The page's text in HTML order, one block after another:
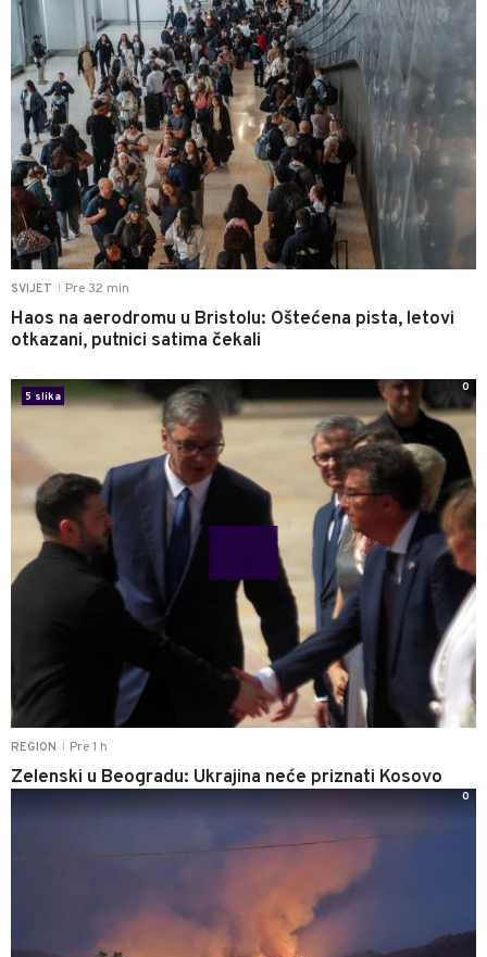
SVIJET Pre 32 min
Haos na aerodromu u Bristolu: Oštećena pista, letovi
otkazani, putnici satima čekali
REGION Pre 1 h
Zelenski u Beogradu: Ukrajina neće priznati Kosovo
5 slika
0
0